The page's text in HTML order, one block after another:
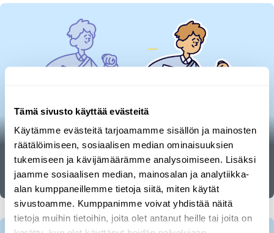
Tämä sivusto käyttää evästeitä
Käytämme evästeitä tarjoamamme sisällön ja mainosten
räätälöimiseen, sosiaalisen median ominaisuuksien
tukemiseen ja kävijämäärämme analysoimiseen. Lisäksi
jaamme sosiaalisen median, mainosalan ja analytiikka-
alan kumppaneillemme tietoja siitä, miten käytät
sivustoamme. Kumppanimme voivat yhdistää näitä
tietoja muihin tietoihin, joita olet antanut heille tai joita on
Digitaalisen jalanjäljen hallinta
Digitaalinen jalanjälki SecPedia